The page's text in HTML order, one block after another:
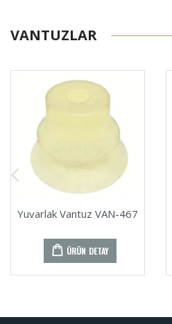
VANTUZLAR
Yuvarlak Vantuz VAN-467
ÜRÜN DETAY